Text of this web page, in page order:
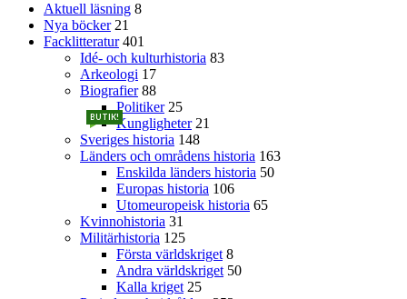
BUTIK!
Aktuell läsning 8
Nya böcker 21
Facklitteratur 401
Idé- och kulturhistoria 83
Arkeologi 17
Biografier 88
Politiker 25
Kungligheter 21
Sveriges historia 148
Länders och områdens historia 163
Enskilda länders historia 50
Europas historia 106
Utomeuropeisk historia 65
Kvinnohistoria 31
Militärhistoria 125
Första världskriget 8
Andra världskriget 50
Kalla kriget 25